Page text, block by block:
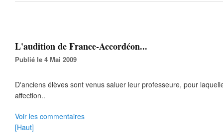
L'audition de France-Accordéon...
Publié le 4 Mai 2009
D'anciens élèves sont venus saluer leur professeure, pour
affection..
Voir les commentaires
[Haut]